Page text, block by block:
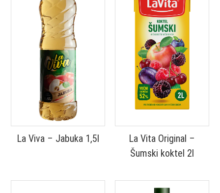
La Viva – Jabuka 1,5l
La Vita Original –
Šumski koktel 2l